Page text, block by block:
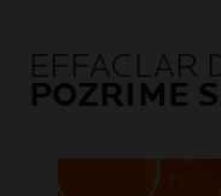
EFFACLAR
POZRIME